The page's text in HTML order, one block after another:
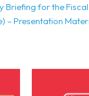
Briefing for the Fiscal
– Presentation